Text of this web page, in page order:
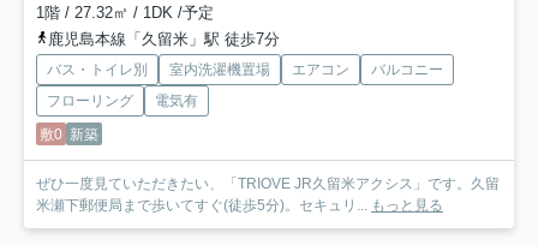
1階 / 27.32㎡ / 1DK /予定
鹿児島本線「久留米」駅 徒歩7分
バス・トイレ別 室内洗濯機置場 エアコン
バルコニー
フローリング
電気有
敷0 新築
ぜひ一度見ていただきたい、「TRIOVE JR久留米アクシス」です。久留
米瀬下郵便局まで歩いてすぐ(徒歩5分)。セキュリ... もっと見る